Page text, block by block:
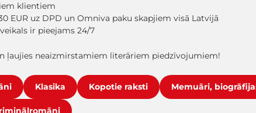
klientiem
EUR uz DPD un Omniva paku skapjiem visā Latvijā
ir pieejams 24/7
ļaujies neaizmirstamiem literāriem piedzīvojumiem!
Klasika Kopotie raksti Memuāri,